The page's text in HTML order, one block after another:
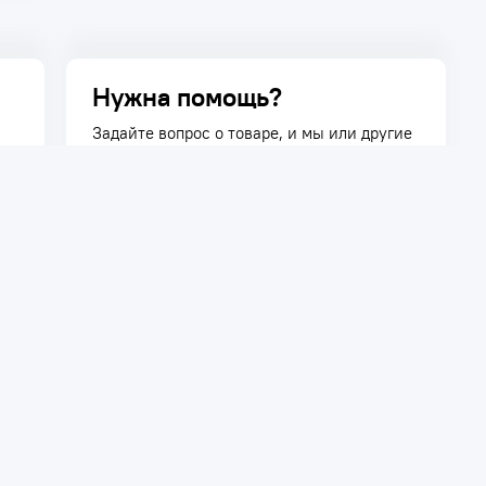
Нужна помощь?
Задайте вопрос о товаре, и мы или другие